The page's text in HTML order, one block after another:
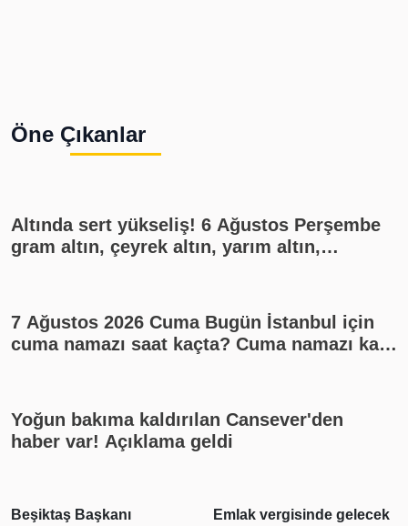
Öne Çıkanlar
Altında sert yükseliş! 6 Ağustos Perşembe
gram altın, çeyrek altın, yarım altın,
7 Ağustos 2026 Cuma Bugün İstanbul için
cuma namazı saat kaçta? Cuma namazı kaç
Yoğun bakıma kaldırılan Cansever'den
haber var! Açıklama geldi
Beşiktaş Başkanı
Emlak vergisinde gelecek